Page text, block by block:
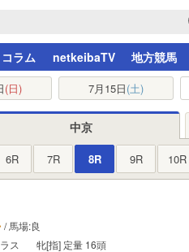
コラム netkeibaTV 地方競馬
(日) 7月15日(土)
中京
6R 7R 8R 9R 10R
/ 馬場:良
ス 牝[指] 定量 16頭